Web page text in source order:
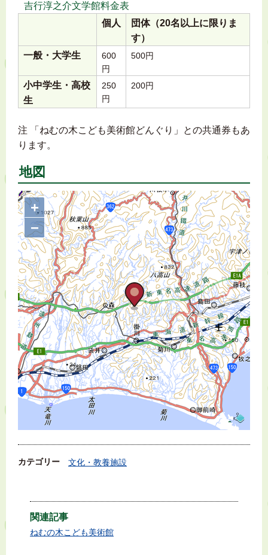
吉行淳之介文学館料金表
個人
団体（20名以上に限りま
す）
一般・大学生
600
円
500円
小中学生・高校
生
250
円
200円
注 「ねむの木こども美術館どんぐり」との共通券もあ
ります。
地図
+
−
カテゴリー 文化・教養施設
関連記事
ねむの木こども美術館